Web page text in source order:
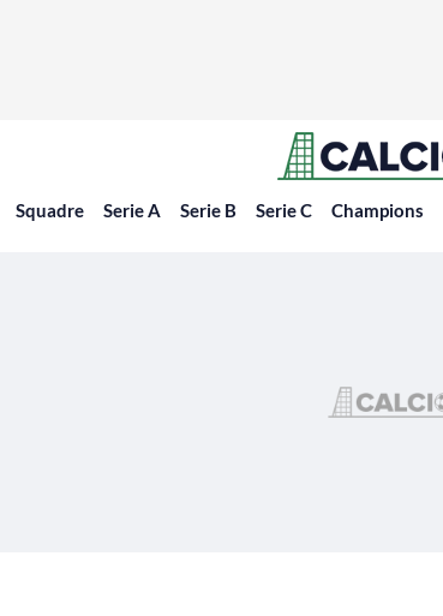
Squadre Serie A Serie B Serie C Champions